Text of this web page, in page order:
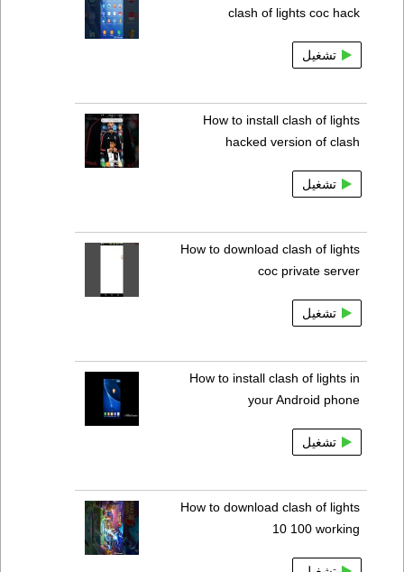
clash of lights coc hack
تشغيل
How to install clash of lights
hacked version of clash
تشغيل
How to download clash of lights
coc private server
تشغيل
How to install clash of lights in
your Android phone
تشغيل
How to download clash of lights
10 100 working